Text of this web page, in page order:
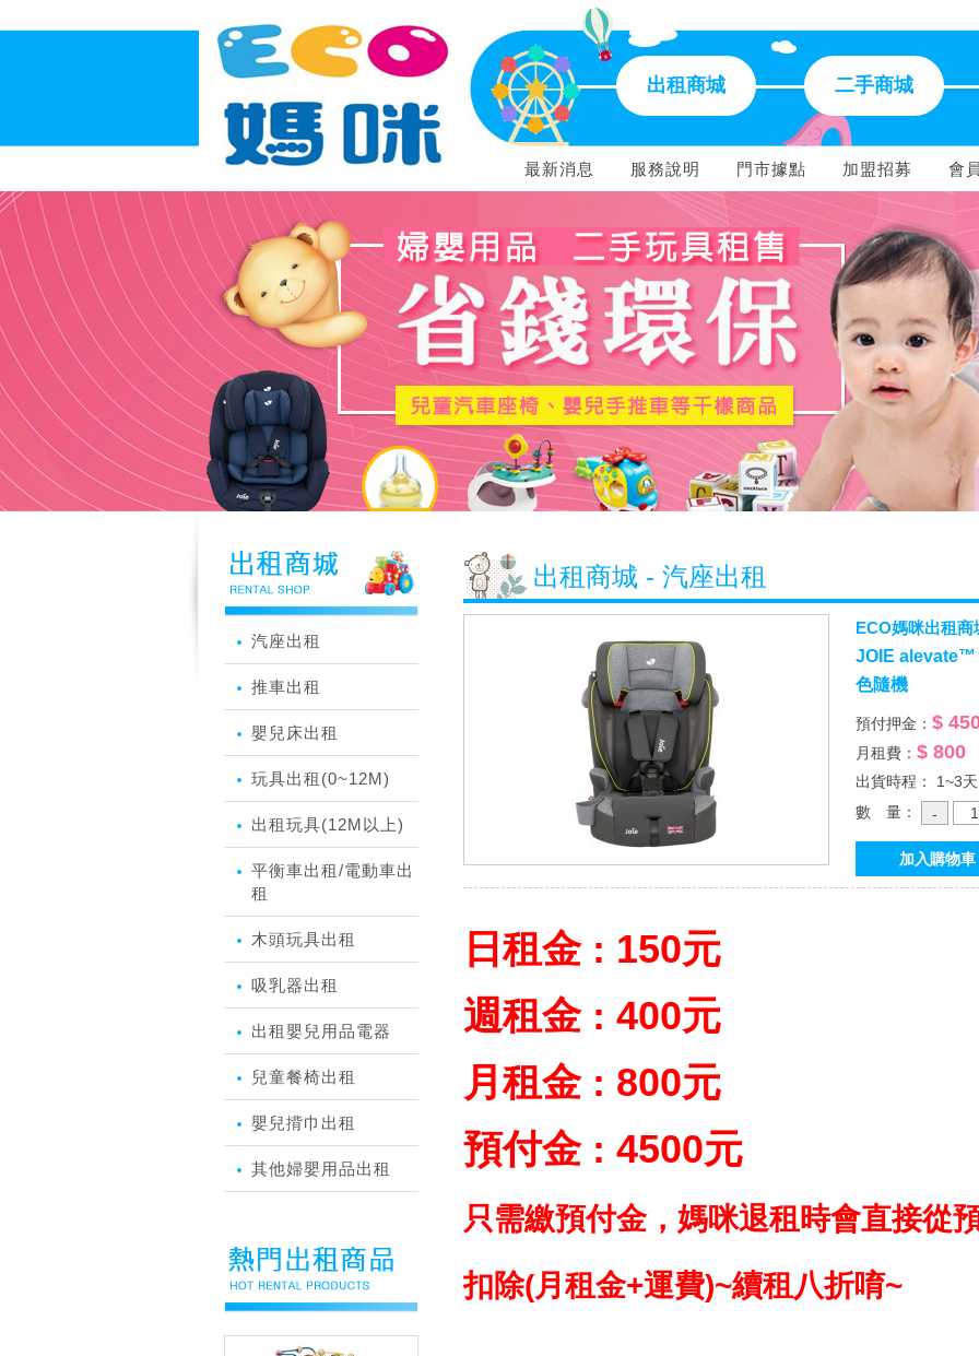
出租商城 二手商城
最新消息 服務說明 門市據點 加盟招募 會
汽座出租
推車出租
嬰兒床出租
玩具出租(0~12M)
出租玩具(12M以上)
平衡車出租/電動車出
租
木頭玩具出租
吸乳器出租
出租嬰兒用品電器
兒童餐椅出租
嬰兒揹巾出租
其他婦嬰用品出租
出租商城 - 汽座出租
ECO媽咪出租商
JOIE alevate™
色隨機
預付押金： $
月租費： $ 800
出貨時程： 1~3天
數 量：
日租金 : 150元
週租金 : 400元
月租金 : 800元
預付金 : 4500元
只需繳預付金，媽咪退租時會直接從
扣除(月租金+運費)~續租八折唷~